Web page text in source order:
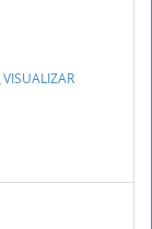
VISUALIZAR